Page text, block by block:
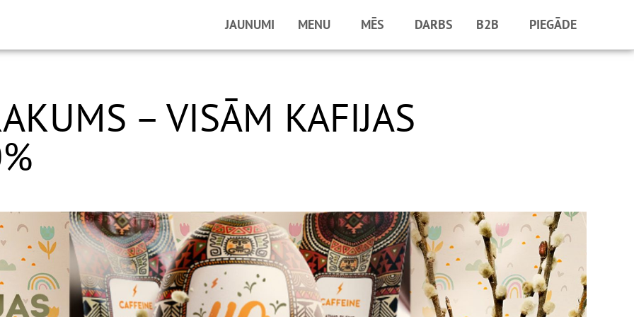
JAUNUMI MENU MĒS DARBS B2B PIEGĀDE
– VISĀM KAFIJAS